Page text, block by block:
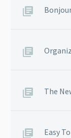
The
Easy